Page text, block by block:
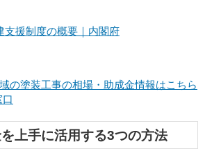
支援制度の概要｜内閣府
上手に活用する3つの方法